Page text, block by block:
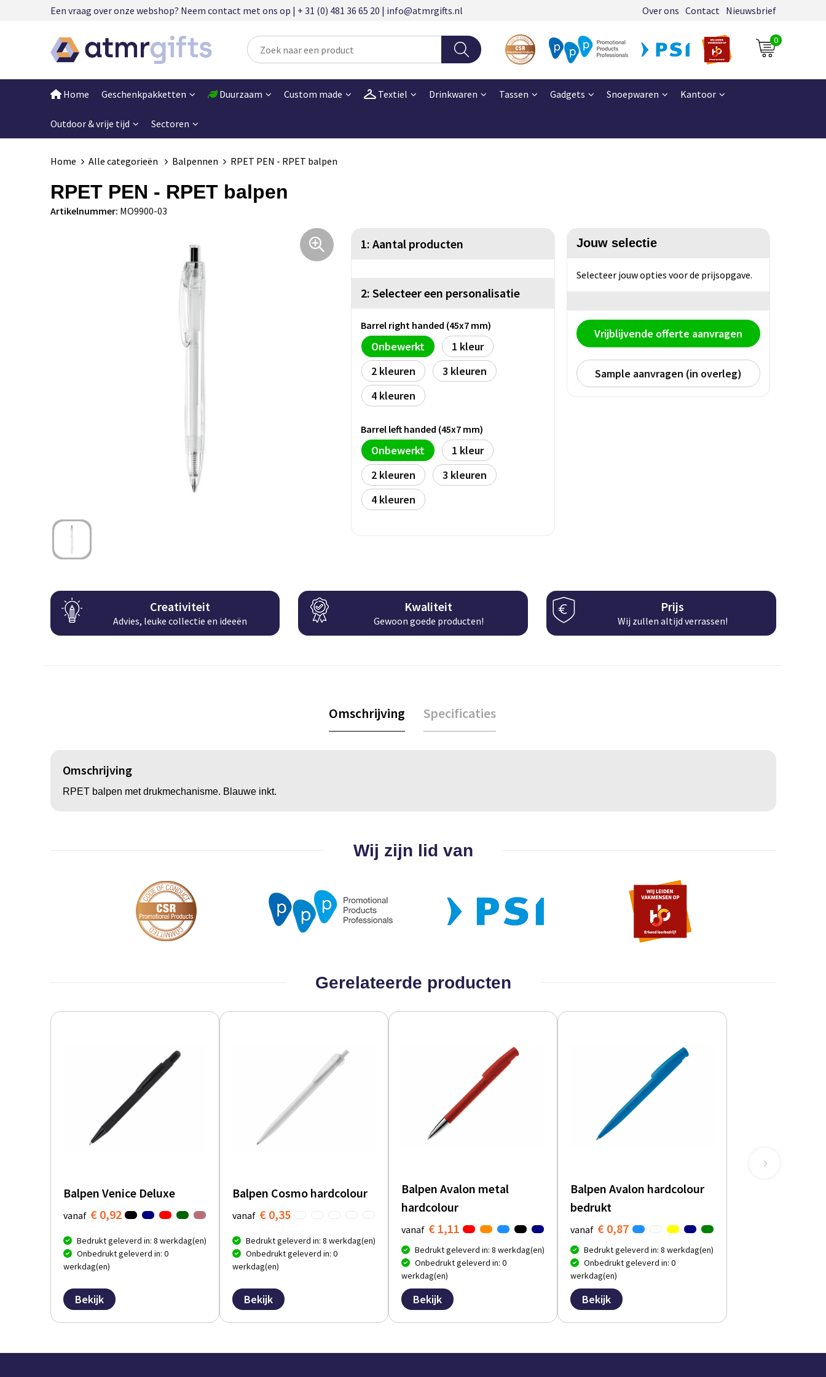
Een vraag over onze webshop? Neem contact met ons op | + 31 (0) 481 36 65 20 | info@atmrgifts.nl Over ons Contact Nieuwsbrief
0
Home Geschenkpakketten Duurzaam Custom made Textiel Drinkwaren Tassen Gadgets Snoepwaren Kantoor
Outdoor & vrije tijd Sectoren
Home Alle categorieën Balpennen RPET PEN - RPET balpen
RPET PEN - RPET balpen
Artikelnummer: MO9900-03
1: Aantal producten
2: Selecteer een personalisatie
Barrel right handed (45x7 mm)
Onbewerkt
1
2
3
4
Barrel left handed (45x7 mm)
Onbewerkt
1
2
3
4
Jouw selectie
Selecteer jouw opties voor de prijsopgave.
Vrijblijvende offerte aanvragen
Sample aanvragen (in overleg)
Creativiteit
Advies, leuke collectie en ideeën
Kwaliteit
Gewoon goede producten!
Prijs
Wij zullen altijd verrassen!
Omschrijving Specificaties
Omschrijving
RPET balpen met drukmechanisme. Blauwe inkt.
Wij zijn lid van
Gerelateerde producten
Balpen Venice Deluxe
vanaf € 0,92
Bedrukt geleverd in: 8 werkdag(en)
Onbedrukt geleverd in: 0
werkdag(en)
Bekijk
Balpen Cosmo hardcolour
vanaf € 0,35
Bedrukt geleverd in: 8 werkdag(en)
Onbedrukt geleverd in: 0
werkdag(en)
Bekijk
Balpen Avalon metal
hardcolour
vanaf € 1,11
Bedrukt geleverd in: 8 werkdag(en)
Onbedrukt geleverd in: 0
werkdag(en)
Bekijk
Balpen Avalon hardcolour
bedrukt
vanaf € 0,87
Bedrukt geleverd in: 8 werkdag(en)
Onbedrukt geleverd in: 0
werkdag(en)
Bekijk